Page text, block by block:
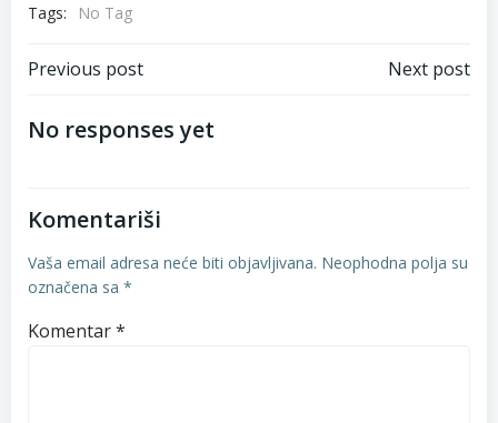
Tags:
No Tag
Navigacija
članaka
Previous post
Navigacija
Next post
No responses yet
Komentariši
Vaša email adresa neće biti objavljivana. Neophodna polja su
označena sa *
Komentar*